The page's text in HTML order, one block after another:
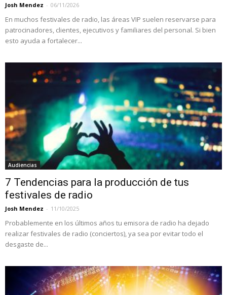
Josh Mendez - 06/11/2026
En muchos festivales de radio, las áreas VIP suelen reservarse para
patrocinadores, clientes, ejecutivos y familiares del personal. Si bien
esto ayuda a fortalecer...
Audiencias
7 Tendencias para la producción de tus
festivales de radio
Josh Mendez - 11/10/2025
Probablemente en los últimos años tu emisora de radio ha dejado
realizar festivales de radio (conciertos), ya sea por evitar todo el
desgaste de...